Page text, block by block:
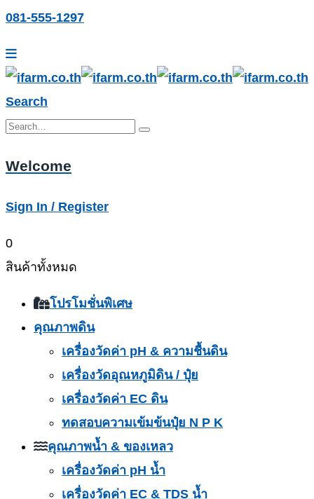
081-555-1297
Search
Welcome
Sign In / Register
0
สินค้าทั้งหมด
โปรโมชั่นพิเศษ
คุณภาพดิน
เครื่องวัดค่า pH & ความชื้นดิน
เครื่องวัดอุณหภูมิดิน / ปุ๋ย
เครื่องวัดค่า EC ดิน
ทดสอบความเข้มข้นปุ๋ย N P K
คุณภาพน้ำ & ของเหลว
เครื่องวัดค่า pH น้ำ
เครื่องวัดค่า EC & TDS น้ำ